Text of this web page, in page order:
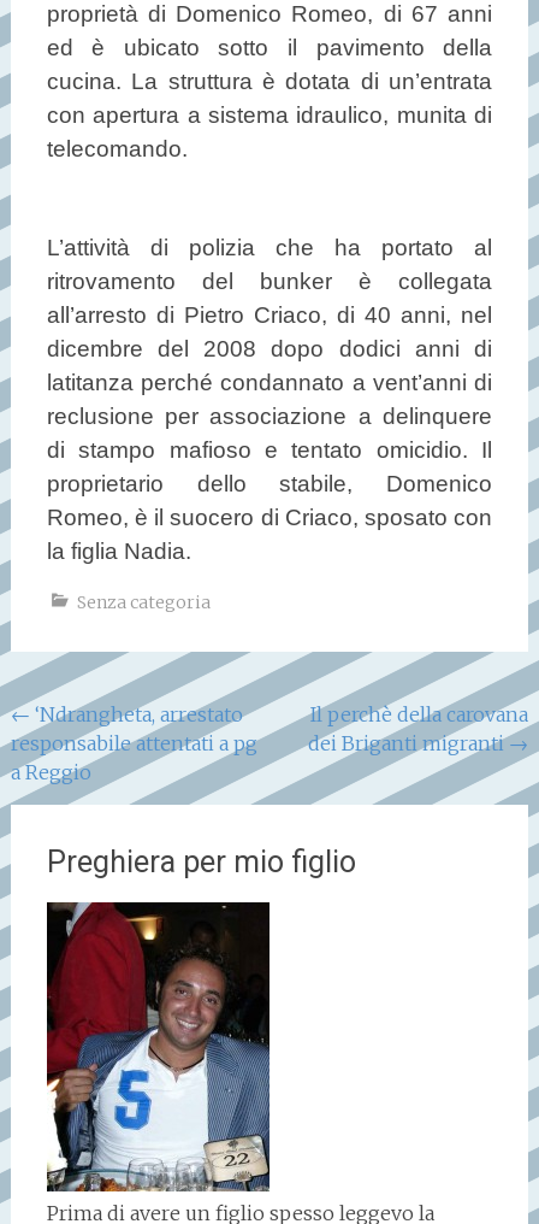
proprietà di Domenico Romeo, di 67 anni
ed è ubicato sotto il pavimento della
cucina. La struttura è dotata di un’entrata
con apertura a sistema idraulico, munita di
telecomando.
L’attività di polizia che ha portato al
ritrovamento del bunker è collegata
all’arresto di Pietro Criaco, di 40 anni, nel
dicembre del 2008 dopo dodici anni di
latitanza perché condannato a vent’anni di
reclusione per associazione a delinquere
di stampo mafioso e tentato omicidio. Il
proprietario dello stabile, Domenico
Romeo, è il suocero di Criaco, sposato con
la figlia Nadia.
Senza categoria
Navigazione
articoli
← ‘Ndrangheta, arrestato
responsabile attentati a pg
a Reggio
Il perchè della carovana
dei Briganti migranti→
Preghiera per mio figlio
Prima di avere un figlio spesso leggevo la